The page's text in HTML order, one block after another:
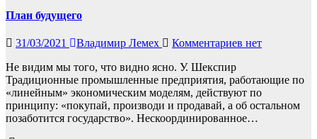
План будущего
31/03/2021 Владимир Лемех
Комментариев нет
Не видим мы того, что видно ясно. У. Шекспир
Традиционные промышленные предприятия, работающие по
«линейным» экономическим моделям, действуют по
принципу: «покупай, производи и продавай, а об остальном
позаботится государство». Нескоординированное…